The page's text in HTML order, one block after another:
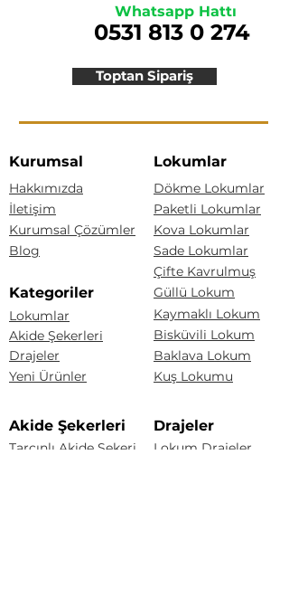
Whatsapp Hattı
0531 813 0 274
Toptan Sipariş
Kurumsal
Hakkımızda
İletişim
Kurumsal Çözümler
Blog
Lokumlar
Dökme Lokumlar
Paketli Lokumlar
Kova Lokumlar
Sade Lokumlar
Çifte Kavrulmuş
Kategoriler
Lokumlar
Akide Şekerleri
Drajeler
Yeni Ürünler
Güllü Lokum
Kaymaklı Lokum
Bisküvili Lokum
Baklava Lokum
Kuş Lokumu
Akide Şekerleri
Tarçınlı Akide Şekeri
Drajeler
Lokum Drajeler